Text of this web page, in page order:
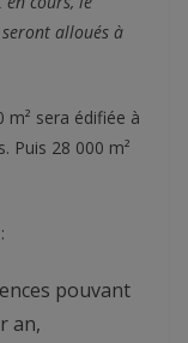
alloués à
m² sera édifiée à
Puis 28 000 m²
pouvant
an,